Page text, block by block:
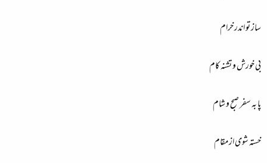
ساز تو اندر خرام
بی خورش و تشنہ کام
پا بہ سفر صبح و شام
خستہ شوی از مقام